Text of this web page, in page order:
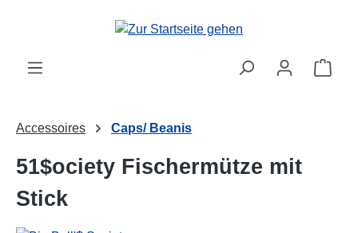
Accessoires Caps/ Beanis
51$ociety Fischermütze mit
Stick